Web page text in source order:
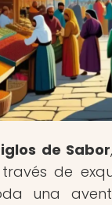
de Sabor
de
una